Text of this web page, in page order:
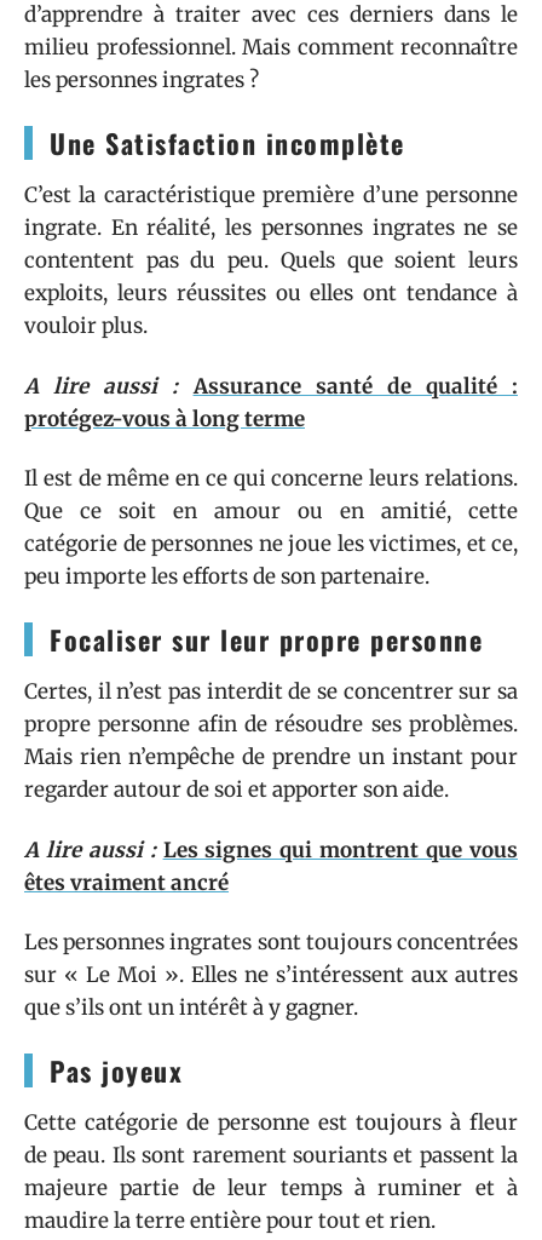
d’apprendre à traiter avec ces derniers dans le
milieu professionnel. Mais comment reconnaître
les personnes ingrates ?
Une Satisfaction incomplète
C’est la caractéristique première d’une personne
ingrate. En réalité, les personnes ingrates ne se
contentent pas du peu. Quels que soient leurs
exploits, leurs réussites ou elles ont tendance à
vouloir plus.
A lire aussi : Assurance santé de qualité :
protégez-vous à long terme
Il est de même en ce qui concerne leurs relations.
Que ce soit en amour ou en amitié, cette
catégorie de personnes ne joue les victimes, et ce,
peu importe les efforts de son partenaire.
Focaliser sur leur propre personne
Certes, il n’est pas interdit de se concentrer sur sa
propre personne afin de résoudre ses problèmes.
Mais rien n’empêche de prendre un instant pour
regarder autour de soi et apporter son aide.
A lire aussi : Les signes qui montrent que vous
êtes vraiment ancré
Les personnes ingrates sont toujours concentrées
sur « Le Moi ». Elles ne s’intéressent aux autres
que s’ils ont un intérêt à y gagner.
Pas joyeux
Cette catégorie de personne est toujours à fleur
de peau. Ils sont rarement souriants et passent la
majeure partie de leur temps à ruminer et à
maudire la terre entière pour tout et rien.